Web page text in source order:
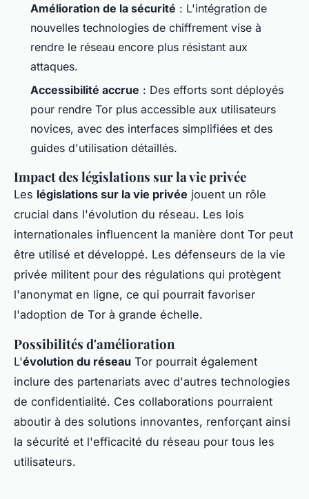
Amélioration de la sécurité : L'intégration de
nouvelles technologies de chiffrement vise à
rendre le réseau encore plus résistant aux
attaques.
Accessibilité accrue : Des efforts sont déployés
pour rendre Tor plus accessible aux utilisateurs
novices, avec des interfaces simplifiées et des
guides d'utilisation détaillés.
Impact des législations sur la vie privée
Les législations sur la vie privée jouent un rôle
crucial dans l'évolution du réseau. Les lois
internationales influencent la manière dont Tor peut
être utilisé et développé. Les défenseurs de la vie
privée militent pour des régulations qui protègent
l'anonymat en ligne, ce qui pourrait favoriser
l'adoption de Tor à grande échelle.
Possibilités d'amélioration
L'évolution du réseau Tor pourrait également
inclure des partenariats avec d'autres technologies
de confidentialité. Ces collaborations pourraient
aboutir à des solutions innovantes, renforçant ainsi
la sécurité et l'efficacité du réseau pour tous les
utilisateurs.